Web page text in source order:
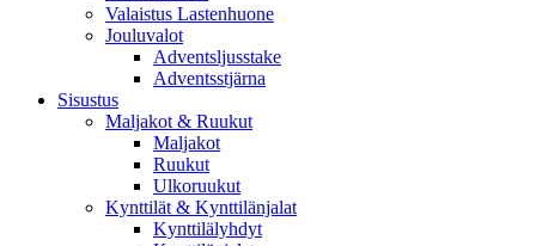
Valaistus Lastenhuone
Jouluvalot
Adventsljusstake
Adventsstjärna
Sisustus
Maljakot & Ruukut
Maljakot
Ruukut
Ulkoruukut
Kynttilät & Kynttilänjalat
Kynttilälyhdyt